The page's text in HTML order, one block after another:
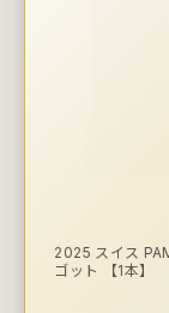
2025 スイス
ゴット 【1本】